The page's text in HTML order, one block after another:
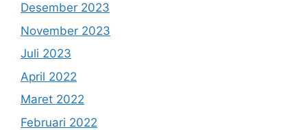
Desember 2023
November 2023
Juli 2023
April 2022
Maret 2022
Februari 2022